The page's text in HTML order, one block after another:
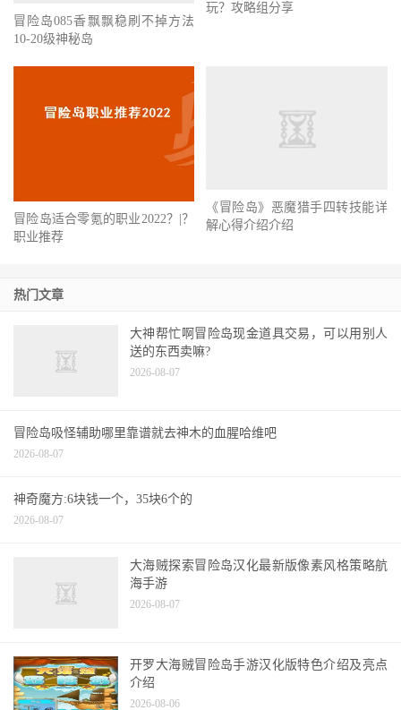
10-20级神秘岛
玩？攻略组分享
职业推荐
解心得介绍介绍
送的东西卖嘛?
2026-08-07
2026-08-07
2026-08-07
海手游
2026-08-07
介绍
2026-08-06